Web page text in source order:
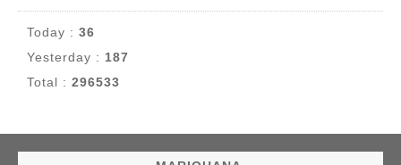
Today : 36
Yesterday : 187
Total : 296533